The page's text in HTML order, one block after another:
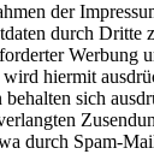
der
durch Dritte
Werbung
hiermit
sich
durch Spam-